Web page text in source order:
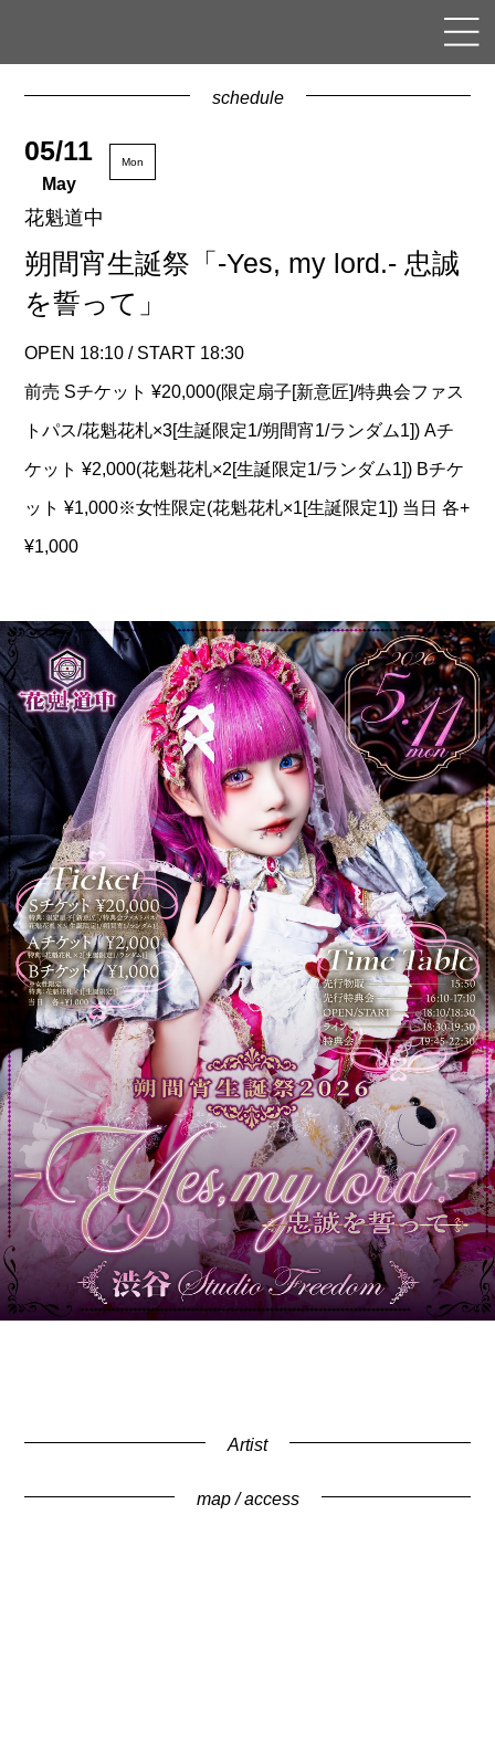
schedule
05/11
May
Mon
花魁道中
朔間宵生誕祭「-Yes, my lord.- 忠誠
を誓って」
OPEN 18:10 / START 18:30
前売 Sチケット ¥20,000(限定扇子[新意匠]/特典会ファス
トパス/花魁花札×3[生誕限定1/朔間宵1/ランダム1]) Aチ
ケット ¥2,000(花魁花札×2[生誕限定1/ランダム1]) Bチケ
ット ¥1,000※女性限定(花魁花札×1[生誕限定1]) 当日 各+
¥1,000
Artist
map / access